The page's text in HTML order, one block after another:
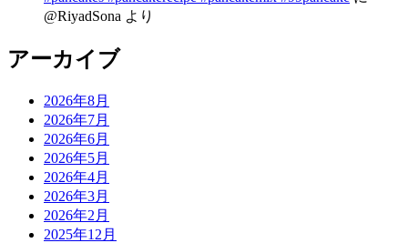
@RiyadSona より
アーカイブ
2026年8月
2026年7月
2026年6月
2026年5月
2026年4月
2026年3月
2026年2月
2025年12月